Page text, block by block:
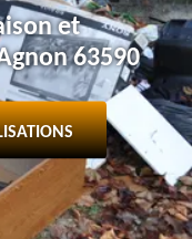
et
63590